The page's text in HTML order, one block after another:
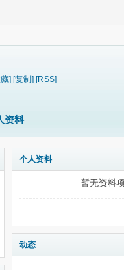
] [复制] [RSS]
资料
个人资料
暂无资料
动态